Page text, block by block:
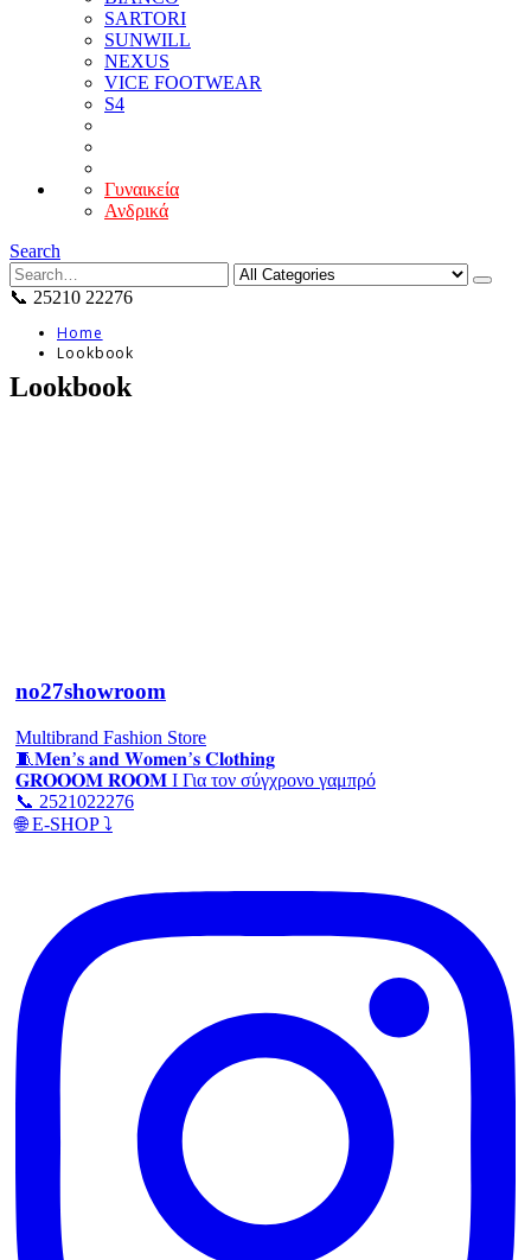
SARTORI
SUNWILL
NEXUS
VICE FOOTWEAR
S4
Γυναικεία
Ανδρικά
Search
📞 25210 22276
Home
Lookbook
Lookbook
no27showroom
Multibrand Fashion Store
🧵𝐌𝐞𝐧’𝐬 𝐚𝐧𝐝 𝐖𝐨𝐦𝐞𝐧’𝐬 𝐂𝐥𝐨𝐭𝐡𝐢𝐧𝐠
𝐆𝐑𝐎𝐎𝐎𝐌 𝐑𝐎𝐎𝐌 Ι Για τον σύγχρονο γαμπρό
📞 2521022276
🌐 E-SHOP ⤵️